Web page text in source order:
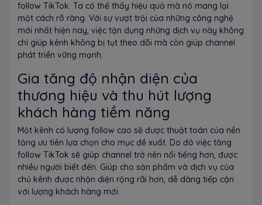
follow TikTok. Ta có thể thấy hiệu quả mà nó mang lại
một cách rõ ràng. Với sự vượt trội của những công nghệ
mới nhất hiện nay, việc tận dụng những dịch vụ này không
chỉ giúp kênh không bị tụt theo dõi mà còn giúp channel
phát triển vững mạnh.
Gia tăng độ nhận diện của
thương hiệu và thu hút lượng
khách hàng tiềm năng
Một kênh có lượng follow cao sẽ được thuật toán của nền
tảng ưu tiên lựa chọn cho mục đề xuất. Do đó việc tăng
follow TikTok sẽ giúp channel trở nên nổi tiếng hơn, được
nhiều người biết đến. Giúp cho sản phẩm và dịch vụ của
chủ kênh được nhận diện rộng rãi hơn, dễ dàng tiếp cận
với lượng khách hàng mới.